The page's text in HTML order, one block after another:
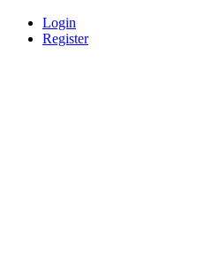
Login
Register